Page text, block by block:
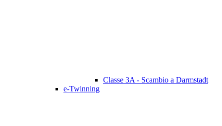
Classe 3A - Scambio a Darmstadt
e-Twinning